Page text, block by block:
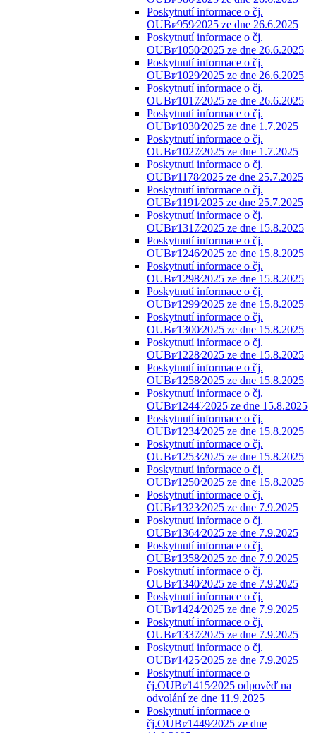
Poskytnutí informace o čj.
OUBr⁄959⁄2025 ze dne 26.6.2025
Poskytnutí informace o čj.
OUBr⁄1050⁄2025 ze dne 26.6.2025
Poskytnutí informace o čj.
OUBr⁄1029⁄2025 ze dne 26.6.2025
Poskytnutí informace o čj.
OUBr⁄1017⁄2025 ze dne 26.6.2025
Poskytnutí informace o čj.
OUBr⁄1030⁄2025 ze dne 1.7.2025
Poskytnutí informace o čj.
OUBr⁄1027⁄2025 ze dne 1.7.2025
Poskytnutí informace o čj.
OUBr⁄1178⁄2025 ze dne 25.7.2025
Poskytnutí informace o čj.
OUBr⁄1191⁄2025 ze dne 25.7.2025
Poskytnutí informace o čj.
OUBr⁄1317⁄2025 ze dne 15.8.2025
Poskytnutí informace o čj.
OUBr⁄1246⁄2025 ze dne 15.8.2025
Poskytnutí informace o čj.
OUBr⁄1298⁄2025 ze dne 15.8.2025
Poskytnutí informace o čj.
OUBr⁄1299⁄2025 ze dne 15.8.2025
Poskytnutí informace o čj.
OUBr⁄1300⁄2025 ze dne 15.8.2025
Poskytnutí informace o čj.
OUBr⁄1228⁄2025 ze dne 15.8.2025
Poskytnutí informace o čj.
OUBr⁄1258⁄2025 ze dne 15.8.2025
Poskytnutí informace o čj.
OUBr⁄1244¨⁄2025 ze dne 15.8.2025
Poskytnutí informace o čj.
OUBr⁄1234⁄2025 ze dne 15.8.2025
Poskytnutí informace o čj.
OUBr⁄1253⁄2025 ze dne 15.8.2025
Poskytnutí informace o čj.
OUBr⁄1250⁄2025 ze dne 15.8.2025
Poskytnutí informace o čj.
OUBr⁄1323⁄2025 ze dne 7.9.2025
Poskytnutí informace o čj.
OUBr⁄1364⁄2025 ze dne 7.9.2025
Poskytnutí informace o čj.
OUBr⁄1358⁄2025 ze dne 7.9.2025
Poskytnutí informace o čj.
OUBr⁄1340⁄2025 ze dne 7.9.2025
Poskytnutí informace o čj.
OUBr⁄1424⁄2025 ze dne 7.9.2025
Poskytnutí informace o čj.
OUBr⁄1337⁄2025 ze dne 7.9.2025
Poskytnutí informace o čj.
OUBr⁄1425⁄2025 ze dne 7.9.2025
Poskytnutí informace o
čj.OUBr⁄1415⁄2025 odpověď na
odvolání ze dne 11.9.2025
Poskytnutí informace o
čj.OUBr⁄1449⁄2025 ze dne